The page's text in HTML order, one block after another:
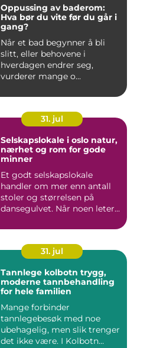
Oppussing av baderom:
Hva bør du vite før du går i
gang?
Når et bad begynner å bli
slitt, eller behovene i
hverdagen endrer seg,
vurderer mange o...
31. jul
Selskapslokale i oslo natur,
nærhet og rom for gode
minner
Et godt selskapslokale
handler om mer enn antall
stoler og størrelsen på
dansegulvet. Når noen leter...
31. jul
Tannlege kolbotn trygg,
moderne tannbehandling
for hele familien
Mange forbinder
tannlegebesøk med noe
ubehagelig, men slik trenger
det ikke være. I Kolbotn